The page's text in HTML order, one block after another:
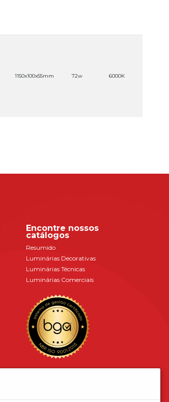
1150x100x55mm 72w 6000K
Encontre nossos
catálogos
Resumido
Luminárias Decorativas
Luminárias Técnicas
Luminárias Comerciais